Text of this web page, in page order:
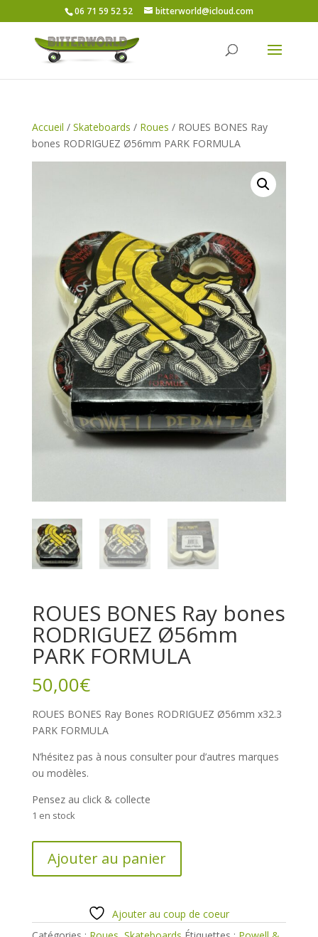
06 71 59 52 52 bitterworld@icloud.com
Accueil / Skateboards / Roues / ROUES BONES Ray
bones RODRIGUEZ Ø56mm PARK FORMULA
ROUES BONES Ray bones
RODRIGUEZ Ø56mm
PARK FORMULA
50,00€
ROUES BONES Ray Bones RODRIGUEZ Ø56mm x32.3
PARK FORMULA
N’hésitez pas à nous consulter pour d’autres marques
ou modèles.
Pensez au click & collecte
1 en stock
bones
Ajouter au panier
Ajouter au coup de coeur